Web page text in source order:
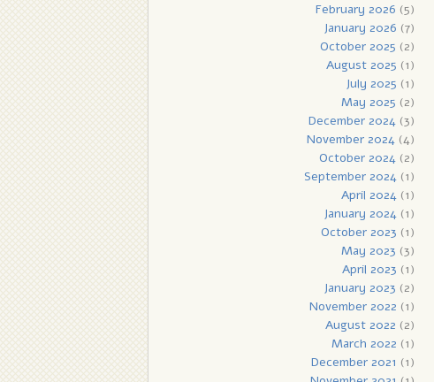
February 2026 (5)
January 2026 (7)
October 2025 (2)
August 2025 (1)
July 2025 (1)
May 2025 (2)
December 2024(3)
November 2024(4)
October 2024(2)
September 2024(1)
April 2024(1)
January 2024(1)
October 2023 (1)
May 2023 (3)
April 2023 (1)
January 2023 (2)
November 2022 (1)
August 2022 (2)
March 2022 (1)
December 2021 (1)